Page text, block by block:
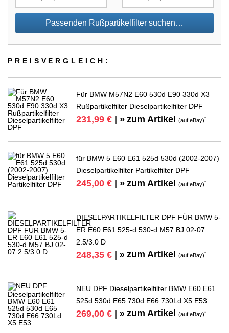
Passenden Rußpartikelfilter suchen…
PREIS­VER­GLEICH:
Für BMW M57N2 E60 530d E90 330d X3
Rußpartikelfilter Dieselpartikelfilter DPF
231,99 € | » zum Artikel(auf eBay)*
für BMW 5 E60 E61 525d 530d (2002-2007)
Dieselpartikelfilter Partikelfilter DPF
245,00 € | » zum Artikel(auf eBay)*
DIESELPARTIKELFILTER DPF FÜR BMW 5-
ER E60 E61 525-d 530-d M57 BJ 02-07
2.5/3.0 D
248,35 € | » zum Artikel(auf eBay)*
NEU DPF Dieselpartikelfilter BMW E60 E61
525d 530d E65 730d E66 730Ld X5 E53
269,00 € | » zum Artikel(auf eBay)*